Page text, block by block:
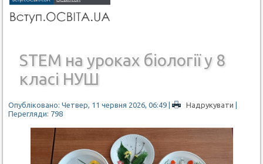
STEM на уроках біології у 8
класі НУШ
Опубліковано: Четвер, 11 червня 2026, 06:49 | Надрукувати |
Перегляди: 798